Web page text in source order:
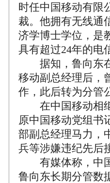
时任中国移动有限
裁。他拥有无线通
济学博士学位，是
具有超过24年的电
据知，鲁向东在
移动副总经理后，
作，此后转为分管
在中国移动相继
原中国移动党组书
部副总经理马力，
兵等涉嫌违纪先后
有媒体称，中国
鲁向东长期分管数